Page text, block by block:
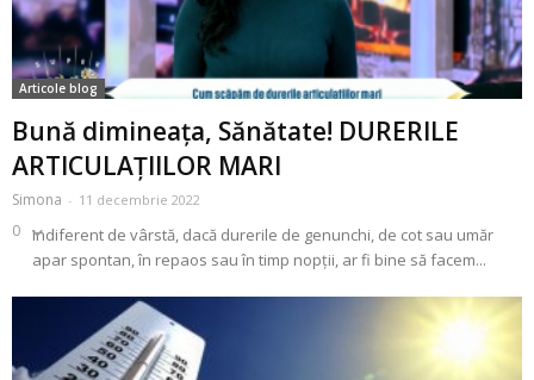
Articole blog
Bună dimineața, Sănătate! DURERILE
ARTICULAȚIILOR MARI
Simona - 11 decembrie 2022
0 Indiferent de vârstă, dacă durerile de genunchi, de cot sau umăr
apar spontan, în repaos sau în timp nopții, ar fi bine să facem...